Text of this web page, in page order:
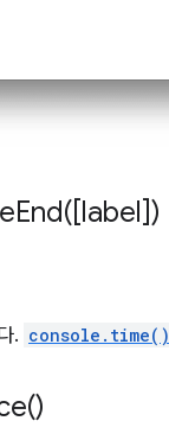
[label])
. console.time()
)